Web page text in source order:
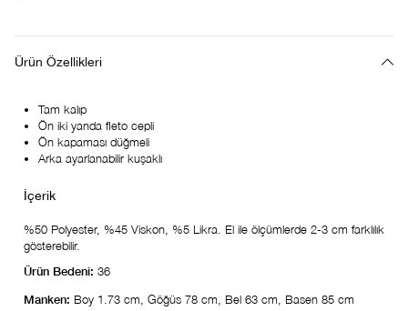
Ürün Özellikleri
Tam kalıp
Ön iki yanda fleto cepli
Ön kapaması düğmeli
Arka ayarlanabilir kuşaklı
%50 Polyester, %45 Viskon, %5 Likra. El ile ölçümlerde 2-3 cm farklılık
gösterebilir.
Ürün Bedeni: 36
Manken: Boy 1.73 cm, Göğüs 78 cm, Bel 63 cm, Basen 85 cm